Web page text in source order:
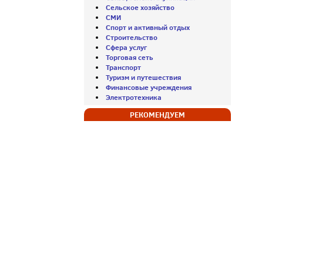
Сельское хозяйство
СМИ
Спорт и активный отдых
Строительство
Сфера услуг
Торговая сеть
Транспорт
Туризм и путешествия
Финансовые учреждения
Электротехника
РЕКОМЕНДУЕМ